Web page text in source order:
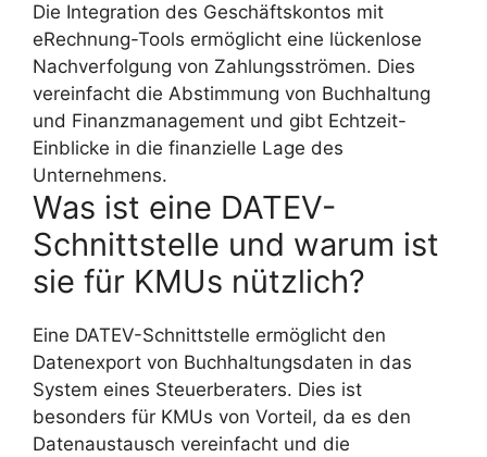
Die Integration des Geschäftskontos mit
eRechnung-Tools ermöglicht eine lückenlose
Nachverfolgung von Zahlungsströmen. Dies
vereinfacht die Abstimmung von Buchhaltung
und Finanzmanagement und gibt Echtzeit-
Einblicke in die finanzielle Lage des
Unternehmens.
Was ist eine DATEV-
Schnittstelle und warum ist
sie für KMUs nützlich?
Eine DATEV-Schnittstelle ermöglicht den
Datenexport von Buchhaltungsdaten in das
System eines Steuerberaters. Dies ist
besonders für KMUs von Vorteil, da es den
Datenaustausch vereinfacht und die